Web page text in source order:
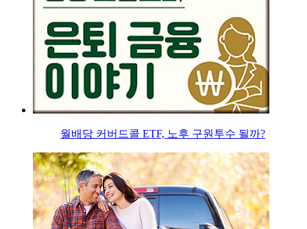
월배당 커버드콜 ETF, 노후 구원투수 될까?